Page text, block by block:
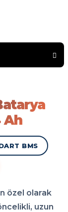
aracınız için en